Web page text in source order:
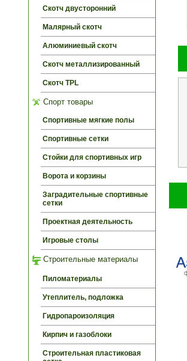
Скотч двусторонний
Малярный скотч
Алюминиевый скотч
Скотч металлизированный
Скотч TPL
Спорт товары
Спортивные мягкие полы
Спортивные сетки
Стойки для спортивных игр
Ворота и корзины
Заградительные спортивные
сетки
Проектная деятельность
Игровые столы
Строительные материалы
Пиломатериалы
Утеплитель, подложка
Гидропароизоляция
Кирпич и газоблоки
Строительная пластиковая